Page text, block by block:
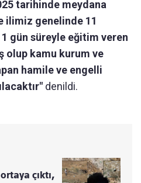
tarihinde meydana
ilimiz genelinde 11
gün süreyle eğitim veren
olup kamu kurum ve
hamile ve engelli
denildi.
çıktı,